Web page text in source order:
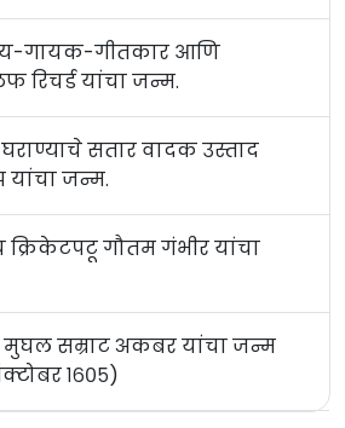
गायक-गीतकार आणि
रिचर्ड यांचा जन्म.
घराण्याचे सतार वादक उस्ताद
यांचा जन्म.
क्रिकेटपटू गौतम गंभीर यांचा
मुघल सम्राट अकबर यांचा जन्म
१६०५)